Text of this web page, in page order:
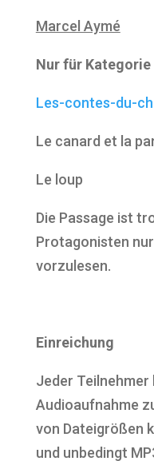
Marcel Aymé
Nur für Kategorie
Les-contes-du-
Le canard et la
Le loup
Die Passage ist
Protagonisten
vorzulesen.
Einreichung
Jeder Teilnehmer
Audioaufnahme
von Dateigrößen
und unbedingt